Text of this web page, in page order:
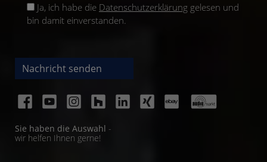
Ja, ich habe die Datenschutzerklärung gelesen und
bin damit einverstanden.
Nachricht senden
Sie haben die Auswahl -
wir helfen Ihnen gerne!